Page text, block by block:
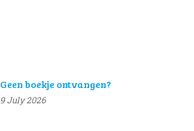
Geen boekje ontvangen?
9 July 2026